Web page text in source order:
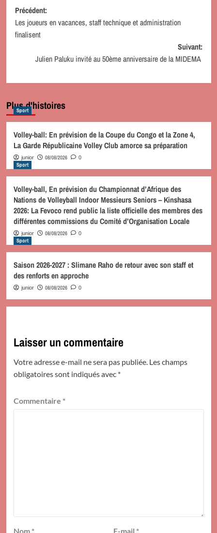
Navigation
d’article
Précédent:
Les joueurs en vacances, staff technique et administration
finalisent
Suivant:
Julien Paluku invité au 50ème anniversaire de la MIDEMA
Plus d'histoires
Sport
Volley-ball: En prévision de la Coupe du Congo et la Zone 4,
La Garde Républicaine Volley Club amorce sa préparation
junior 08/08/2026 0
Sport
Volley-ball, En prévision du Championnat d’Afrique des
Nations de Volleyball Indoor Messieurs Seniors – Kinshasa
2026: La Fevoco rend public la liste officielle des membres des
différentes commissions du Comité d’Organisation Locale
junior 08/08/2026 0
Sport
Saison 2026-2027 : Slimane Raho de retour avec son staff et
des renforts en approche
junior 08/08/2026 0
Laisser un commentaire
Votre adresse e-mail ne sera pas publiée. Les champs
obligatoires sont indiqués avec *
Commentaire *
Nom * E-mail *